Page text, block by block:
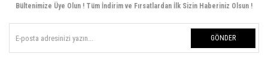
Bültenimize Üye Olun ! Tüm İndirim ve Fırsatlardan İlk Sizin Haberiniz Olsun !
GÖNDER